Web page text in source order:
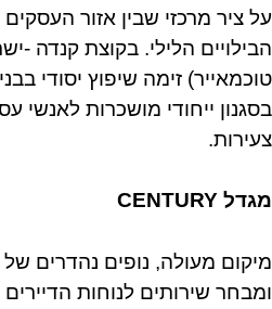
על ציר מרכזי שבין אזור העסקים
הבילויים הלילי. בקוצת קנדה -
טוכמאייר) זימה שיפוץ יסודי
בסגנון ייחודי מושכרות לאנשי
צעירות.
מגדל CENTURY
מיקום מעולה, נופים נהדרים
ומבחר שירותים לנוחות הדיירים